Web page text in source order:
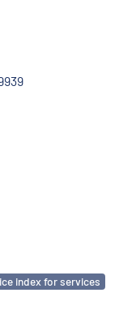
index for services